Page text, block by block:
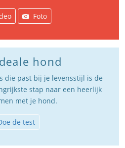
Foto
hond
die past bij je levensstijl is de
stap naar een heerlijk
met je hond.
de test